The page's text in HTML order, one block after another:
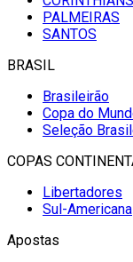
PALMEIRAS
SANTOS
BRASIL
Brasileirão
Copa do
Seleção
COPAS
Libertadores
Sul-Americana
Apostas